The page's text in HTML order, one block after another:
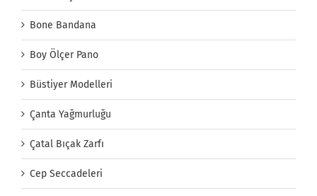
Bone Bandana
Boy Ölçer Pano
Büstiyer Modelleri
Çanta Yağmurluğu
Çatal Bıçak Zarfı
Cep Seccadeleri